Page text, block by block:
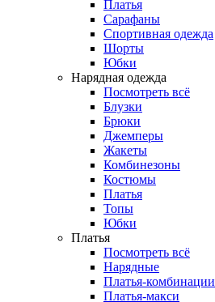
Платья
Сарафаны
Спортивная одежда
Шорты
Юбки
Нарядная одежда
Посмотреть всё
Блузки
Брюки
Джемперы
Жакеты
Комбинезоны
Костюмы
Платья
Топы
Юбки
Платья
Посмотреть всё
Нарядные
Платья-комбинации
Платья-макси